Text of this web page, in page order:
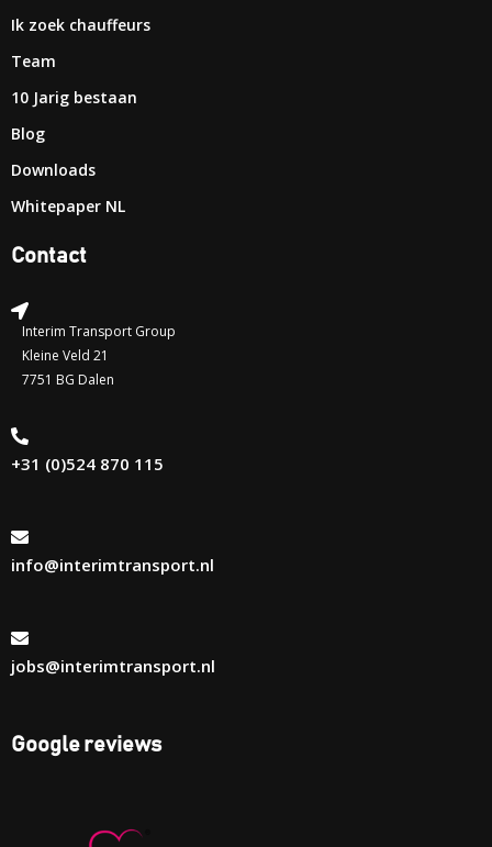
Ik zoek chauffeurs
Team
10 Jarig bestaan
Blog
Downloads
Whitepaper NL
Contact
Interim Transport Group
Kleine Veld 21
7751 BG Dalen
+31 (0)524 870 115
info@interimtransport.nl
jobs@interimtransport.nl
Google reviews